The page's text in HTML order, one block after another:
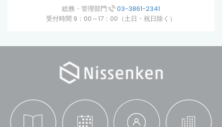
総務・管理部門
03-3861-2341
受付時間 9：00～17：00（土日・祝日除く）